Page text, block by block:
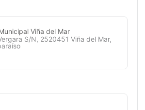
Viña del Mar
S/N, 2520451 Viña del Mar,